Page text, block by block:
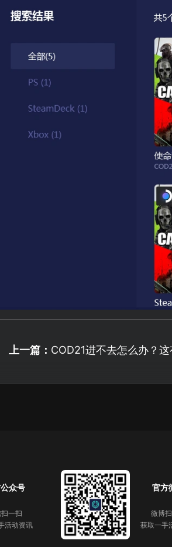
上一篇： COD21进不去怎么办？这
众号
一扫
活动资讯
官方
微博
获取一手